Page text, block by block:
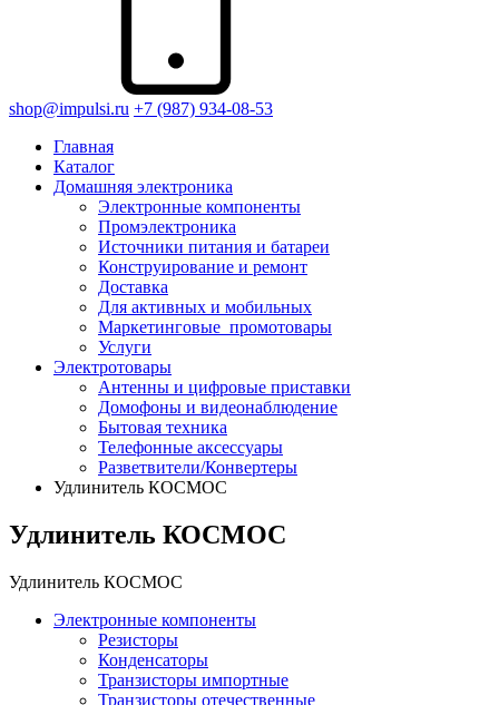
shop@impulsi.ru +7 (987) 934-08-53
Главная
Каталог
Домашняя электроника
Электронные компоненты
Промэлектроника
Источники питания и батареи
Конструирование и ремонт
Доставка
Для активных и мобильных
Маркетинговые_промотовары
Услуги
Электротовары
Антенны и цифровые приставки
Домофоны и видеонаблюдение
Бытовая техника
Телефонные аксессуары
Разветвители/Конвертеры
Удлинитель КОСМОС
Удлинитель КОСМОС
Удлинитель КОСМОС
Электронные компоненты
Резисторы
Конденсаторы
Транзисторы импортные
Транзисторы отечественные